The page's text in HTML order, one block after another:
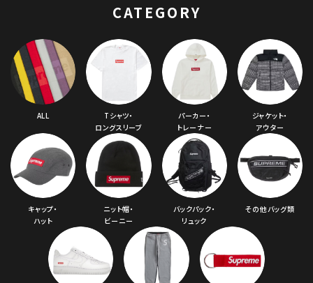
CATEGORY
ALL
Tシャツ・
ロングスリーブ
パーカー・
トレーナー
ジャケット・
アウター
キャップ・
ハット
ニット帽・
ビーニー
バックパック・
リュック
その他バッグ類